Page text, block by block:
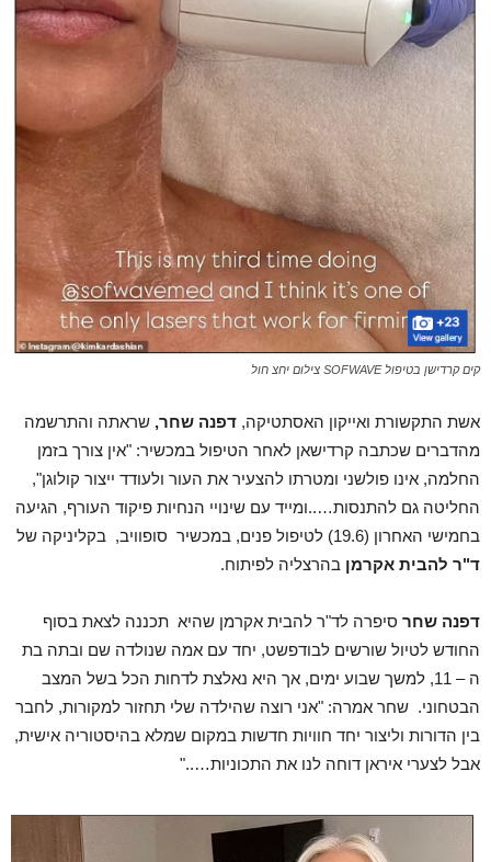
קים קרדישן בטיפול SOFWAVE צילום יחצ חול
אשת התקשורת ואייקון האסתטיקה, דפנה שחר, שראתה והתרשמה
מהדברים שכתבה קרדישאן לאחר הטיפול במכשיר: "אין צורך בזמן
החלמה, אינו פולשני ומטרתו להצעיר את העור ולעודד ייצור קולוגן",
החליטה גם להתנסות…..ומייד עם שינויי הנחיות פיקוד העורף, הגיעה
בחמישי האחרון (19.6) לטיפול פנים, במכשיר סופוויב, בקליניקה של
ד"ר להבית אקרמן בהרצליה לפיתוח.
דפנה שחר סיפרה לד"ר להבית אקרמן שהיא תכננה לצאת בסוף
החודש לטיול שורשים לבודפשט, יחד עם אמה שנולדה שם ובתה בת
ה – 11, למשך שבוע ימים, אך היא נאלצת לדחות הכל בשל המצב
הבטחוני. שחר אמרה: "אני רוצה שהילדה שלי תחזור למקורות, לחבר
בין הדורות וליצור יחד חוויות חדשות במקום שמלא בהיסטוריה אישית,
אבל לצערי איראן דוחה לנו את התכוניות….."